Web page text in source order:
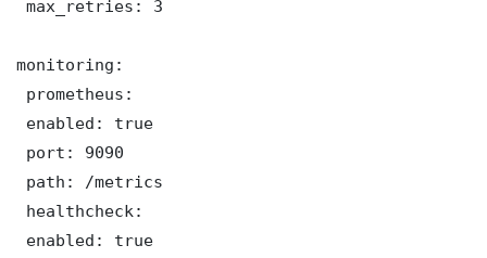
max_retries: 3
monitoring:
prometheus:
enabled: true
port: 9090
path: /metrics
healthcheck:
enabled: true